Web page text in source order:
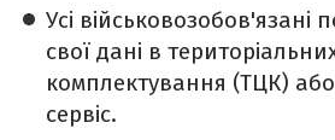
Усі військовозобов'язані
свої дані в
комплектування (ТЦК)
сервіс.